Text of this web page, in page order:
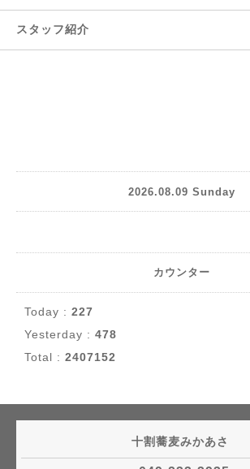
スタッフ紹介
2026.08.09 Sunday
カウンター
Today : 227
Yesterday : 478
Total : 2407152
十割蕎麦みかあさ